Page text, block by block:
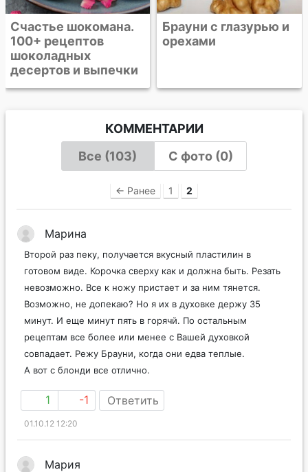
Брауни с глазурью и
орехами
КОММЕНТАРИИ
Все (103)
С фото (0)
← Ранее 1 2
Марина
Второй раз пеку, получается вкусный пластилин в
готовом виде. Корочка сверху как и должна быть. Резать
невозможно. Все к ножу пристает и за ним тянется.
Возможно, не допекаю? Но я их в духовке держу 35
минут. И еще минут пять в горячй. По остальным
рецептам все более или менее с Вашей духовкой
совпадает. Режу Брауни, когда они едва теплые.
А вот с блонди все отлично.
1 -1 Ответить
01.10.12 12:20
Мария